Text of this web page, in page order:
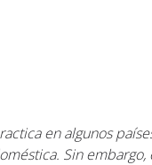
en algunos
Sin embargo,